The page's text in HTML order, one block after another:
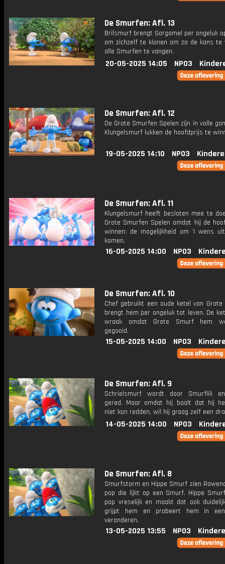
De Smurfen: Afl. 13
Brilsmurf brengt Gargamel per ongeluk
om zichzelf te klonen om zo de kans te
alle Smurfen te vangen.
20-05-2025 14:05 NPO3
De Smurfen: Afl. 12
De Grote Smurfen Spelen zijn in volle
Klungelsmurf lukken de hoofdprijs te
19-05-2025 14:10 NPO3
De Smurfen: Afl. 11
Klungelsmurf heeft besloten mee te
Grote Smurfen Spelen omdat hij de
winnen: de mogelijkheid om 1 wens
komen.
16-05-2025 14:00 NPO3
De Smurfen: Afl. 10
Chef gebruikt een oude ketel van
brengt hem per ongeluk tot leven. De
wraak omdat Grote Smurf hem
gegooid.
15-05-2025 14:00 NPO3
De Smurfen: Afl. 9
Schrielsmurf wordt door Smurflili
gered. Maar omdat hij baalt dat hij
niet kon redden, wil hij graag zelf een
14-05-2025 14:00 NPO3
De Smurfen: Afl. 8
Smurfstorm en Hippe Smurf zien
pop die lijkt op een Smurf. Hippe
pop vreselijk en maakt dat ook
grijpt hem en probeert hem in
veranderen,
13-05-2025 13:55 NPO3